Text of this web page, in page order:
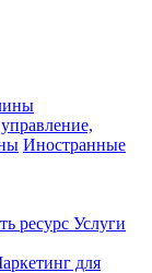
Иностранные
ресурс Услуги
для